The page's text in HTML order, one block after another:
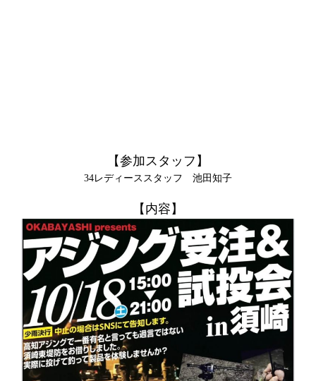
【参加スタッフ】
34レディーススタッフ 池田知子
【内容】